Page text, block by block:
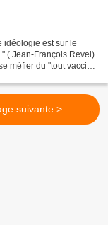
idéologie est sur le
( Jean-François Revel)
méfier du "tout vaccin"
suivante >